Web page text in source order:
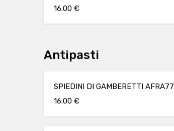
16.00 €
Antipasti
SPIEDINI DI GAMBERETTI AFRA77
16.00 €